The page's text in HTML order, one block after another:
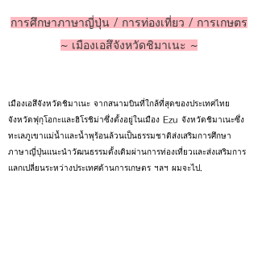
การศึกษาภาษาญี่ปุ่น / การท่องเที่ยว / การเกษตร
~ เมืองเอสึจังหวัดชิมาเนะ ~
เมืองเอสึจังหวัดชิมาเนะ จากสนามบินที่ใกล้ที่สุดของประเทศไทย
จังหวัดฟุกุโอกะและฮิโรชิม่าซึ่งตั้งอยู่ในเมือง Ezu จังหวัดชิมาเนะซึ่ง
ทะเลภูเขาแม่น้ำและน้ำพุร้อนล้วนเป็นธรรมชาติส่งเสริมการศึกษา
ภาษาญี่ปุ่นแนะนำวัฒนธรรมดั้งเดิมผ่านการท่องเที่ยวและส่งเสริมการ
แลกเปลี่ยนระหว่างประเทศด้านการเกษตร ฯลฯ ผมจะไป.